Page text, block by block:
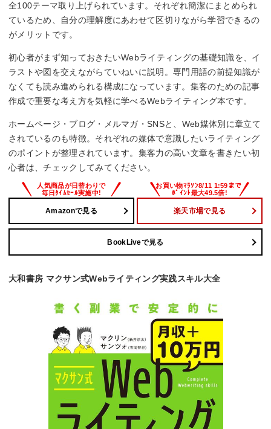
全100テーマ取り上げられています。それぞれ簡潔にまとめられ
ているため、自分の理解度にあわせて区切りながら学習できるの
がメリットです。
初心者がまず知っておきたいWebライティングの基礎知識を、イ
ラストや図を交えながらていねいに説明。専門用語の前提知識が
なくても読み進められる構成になっています。集客のための記事
作成で重要な考え方を気軽に学べるWebライティング本です。
ホームページ・ブログ・メルマガ・SNSと、Web媒体別に章立て
されているのも特徴。それぞれの媒体で意識したいライティング
のポイントが整理されています。集客力の高い文章を書きたい初
心者は、チェックしてみてください。
Amazonで見る 楽天市場で見る
BookLiveで見る
大和書房 マクサン式Webライティング実践スキル大全